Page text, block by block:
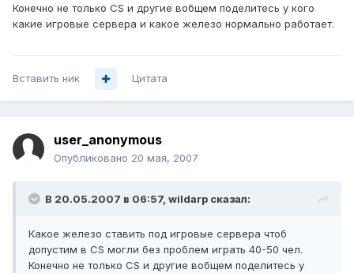
Конечно не только CS и другие вобщем поделитесь у кого
какие игровые сервера и какое железо нормально работает.
Вставить ник Цитата
user_anonymous
Опубликовано 20 мая, 2007
В 20.05.2007 в 06:57, wildarp сказал:
Какое железо ставить под игровые сервера чтоб
допустим в CS могли без проблем играть 40-50 чел.
Конечно не только CS и другие вобщем поделитесь у